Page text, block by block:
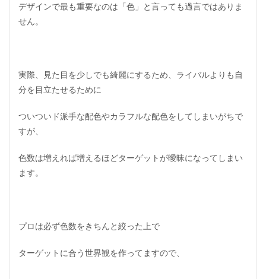
デザインで最も重要なのは「色」と言っても過言ではありま
せん。
実際、見た目を少しでも綺麗にするため、ライバルよりも自
分を目立たせるために
ついついド派手な配色やカラフルな配色をしてしまいがちで
すが、
色数は増えれば増えるほどターゲットが曖昧になってしまい
ます。
プロは必ず色数をきちんと絞った上で
ターゲットに合う世界観を作ってますので、